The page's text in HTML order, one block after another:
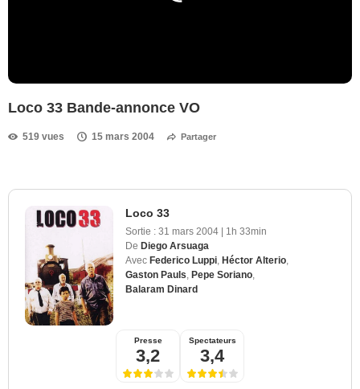
Loco 33 Bande-annonce VO
519 vues 15 mars 2004 Partager
Loco 33
Sortie : 31 mars 2004 | 1h 33min
De Diego Arsuaga
Avec Federico Luppi Héctor Alterio
Gaston Pauls Pepe Soriano
Balaram Dinard
Presse
3,2
Spectateurs
3,4